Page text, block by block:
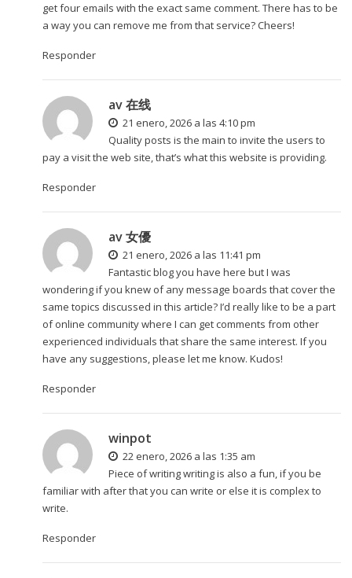
get four emails with the exact same comment. There has to be
a way you can remove me from that service? Cheers!
Responder
av 在线
21 enero, 2026 a las 4:10 pm
Quality posts is the main to invite the users to
pay a visit the web site, that’s what this website is providing.
Responder
av 女優
21 enero, 2026 a las 11:41 pm
Fantastic blog you have here but I was
wondering if you knew of any message boards that cover the
same topics discussed in this article? I’d really like to be a part
of online community where I can get comments from other
experienced individuals that share the same interest. If you
have any suggestions, please let me know. Kudos!
Responder
winpot
22 enero, 2026 a las 1:35 am
Piece of writing writing is also a fun, if you be
familiar with after that you can write or else it is complex to
write.
Responder